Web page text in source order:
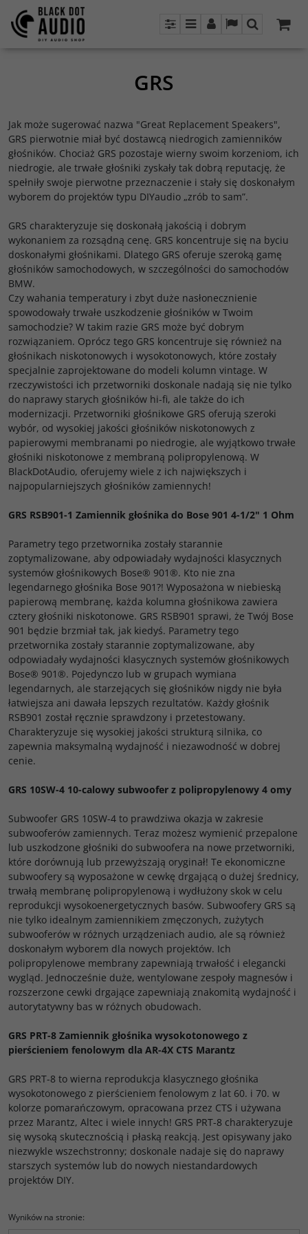
PanelMenuPanel LangSzukaj
GRS
Jak może sugerować nazwa "Great Replacement Speakers",
GRS pierwotnie miał być dostawcą niedrogich zamienników
głośników. Chociaż GRS pozostaje wierny swoim korzeniom, ich
niedrogie, ale trwałe głośniki zyskały tak dobrą reputację, że
spełniły swoje pierwotne przeznaczenie i stały się doskonałym
wyborem do projektów typu DIYaudio „zrób to sam”.
GRS charakteryzuje się doskonałą jakością i dobrym
wykonaniem za rozsądną cenę. GRS koncentruje się na byciu
doskonałymi głośnikami. Dlatego GRS oferuje szeroką gamę
głośników samochodowych, w szczególności do samochodów
BMW.
Czy wahania temperatury i zbyt duże nasłonecznienie
spowodowały trwałe uszkodzenie głośników w Twoim
samochodzie? W takim razie GRS może być dobrym
rozwiązaniem. Oprócz tego GRS koncentruje się również na
głośnikach niskotonowych i wysokotonowych, które zostały
specjalnie zaprojektowane do modeli kolumn vintage. W
rzeczywistości ich przetworniki doskonale nadają się nie tylko
do naprawy starych głośników hi-fi, ale także do ich
modernizacji. Przetworniki głośnikowe GRS oferują szeroki
wybór, od wysokiej jakości głośników niskotonowych z
papierowymi membranami po niedrogie, ale wyjątkowo trwałe
głośniki niskotonowe z membraną polipropylenową. W
BlackDotAudio, oferujemy wiele z ich największych i
najpopularniejszych głośników zamiennych!
GRS RSB901-1 Zamiennik głośnika do Bose 901 4-1/2" 1 Ohm
Parametry tego przetwornika zostały starannie
zoptymalizowane, aby odpowiadały wydajności klasycznych
systemów głośnikowych Bose® 901®. Kto nie zna
legendarnego głośnika Bose 901?! Wyposażona w niebieską
papierową membranę, każda kolumna głośnikowa zawiera
cztery głośniki niskotonowe. GRS RSB901 sprawi, że Twój Bose
901 będzie brzmiał tak, jak kiedyś. Parametry tego
przetwornika zostały starannie zoptymalizowane, aby
odpowiadały wydajności klasycznych systemów głośnikowych
Bose® 901®. Pojedynczo lub w grupach wymiana
legendarnych, ale starzejących się głośników nigdy nie była
łatwiejsza ani dawała lepszych rezultatów. Każdy głośnik
RSB901 został ręcznie sprawdzony i przetestowany.
Charakteryzuje się wysokiej jakości strukturą silnika, co
zapewnia maksymalną wydajność i niezawodność w dobrej
cenie.
GRS 10SW-4 10-calowy subwoofer z polipropylenowy 4 omy
Subwoofer GRS 10SW-4 to prawdziwa okazja w zakresie
subwooferów zamiennych. Teraz możesz wymienić przepalone
lub uszkodzone głośniki do subwoofera na nowe przetworniki,
które dorównują lub przewyższają oryginał! Te ekonomiczne
subwoofery są wyposażone w cewkę drgającą o dużej średnicy,
trwałą membranę polipropylenową i wydłużony skok w celu
reprodukcji wysokoenergetycznych basów. Subwoofery GRS są
nie tylko idealnym zamiennikiem zmęczonych, zużytych
subwooferów w różnych urządzeniach audio, ale są również
doskonałym wyborem dla nowych projektów. Ich
polipropylenowe membrany zapewniają trwałość i elegancki
wygląd. Jednocześnie duże, wentylowane zespoły magnesów i
rozszerzone cewki drgające zapewniają znakomitą wydajność i
autorytatywny bas w różnych obudowach.
GRS PRT-8 Zamiennik głośnika wysokotonowego z
pierścieniem fenolowym dla AR-4X CTS Marantz
GRS PRT-8 to wierna reprodukcja klasycznego głośnika
wysokotonowego z pierścieniem fenolowym z lat 60. i 70. w
kolorze pomarańczowym, opracowana przez CTS i używana
przez Marantz, Altec i wiele innych! GRS PRT-8 charakteryzuje
się wysoką skutecznością i płaską reakcją. Jest opisywany jako
niezwykle wszechstronny; doskonale nadaje się do naprawy
starszych systemów lub do nowych niestandardowych
projektów DIY.
Wyników na stronie: